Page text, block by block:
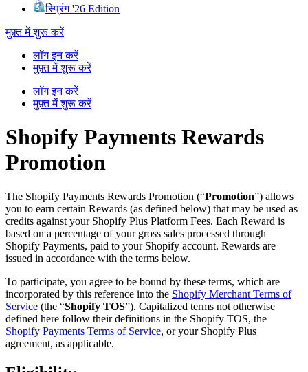
स्प्रिंग '26 Edition
मुफ़्त में शुरू करें
लॉग इन करें
मुफ़्त में शुरू करें
लॉग इन करें
मुफ़्त में शुरू करें
Shopify Payments Rewards
Promotion
The Shopify Payments Rewards Promotion (“Promotion”) allows
you to earn certain Rewards (as defined below) that may be used as
credits against your Shopify Plus Platform Fees. Each Reward is
based on a percentage of your gross sales processed through
Shopify Payments, paid to your Shopify account. Rewards are
issued in accordance with the terms below.
To participate, you agree to be bound by these terms, which are
incorporated by this reference into the Shopify Merchant Terms of
Service (the “Shopify TOS”). Capitalized terms not otherwise
defined here follow their definitions in the Shopify TOS, the
Shopify Payments Terms of Service, or your Shopify Plus
agreement, as applicable.